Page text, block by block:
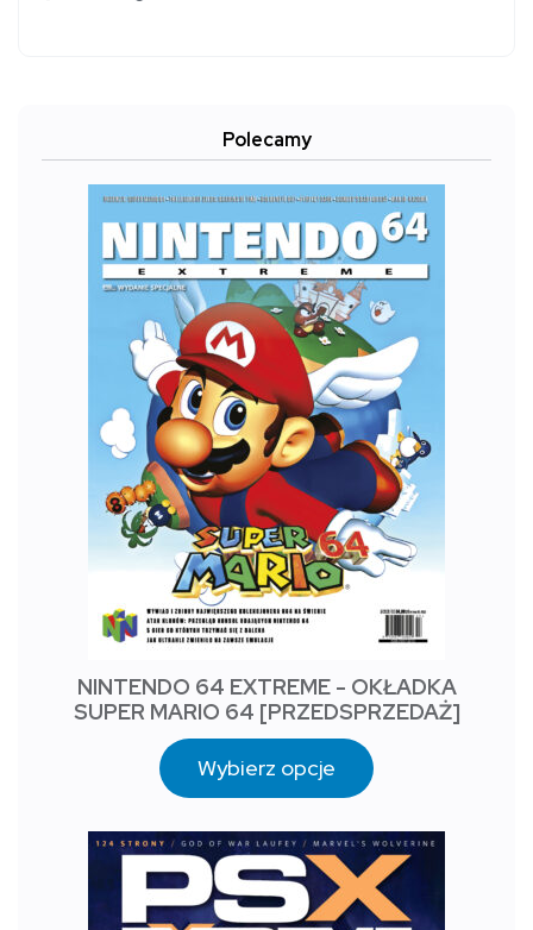
Polecamy
NINTENDO 64 EXTREME - OKŁADKA
SUPER MARIO 64 [PRZEDSPRZEDAŻ]
Wybierz opcje